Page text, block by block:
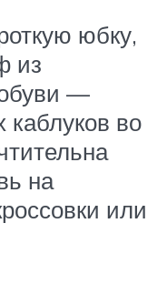
юбку,
из
—
каблуков во
на
или